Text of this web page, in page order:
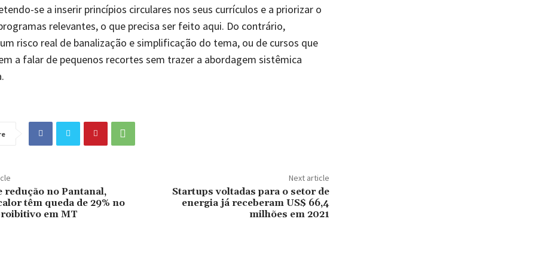
se a inserir princípios circulares nos seus currículos e a priorizar o
relevantes, o que precisa ser feito aqui. Do contrário,
risco real de banalização e simplificação do tema, ou de cursos que
a falar de pequenos recortes sem trazer a abordagem sistêmica
redução no Pantanal,
têm queda de 29% no
em MT
Next article
Startups voltadas para o setor de
energia já receberam US$ 66,4
milhões em 2021